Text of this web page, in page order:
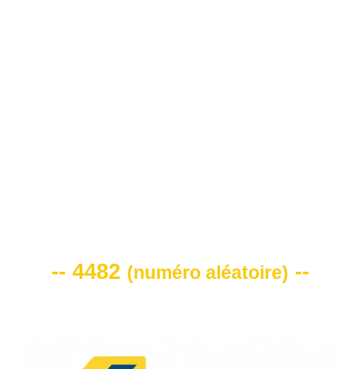
-- 4482 (numéro aléatoire) --